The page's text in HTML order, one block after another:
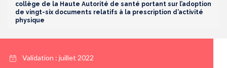
collège de la Haute Autorité de santé portant sur l’adoption
de vingt-six documents relatifs à la prescription d’activité
physique
Validation : juillet 2022